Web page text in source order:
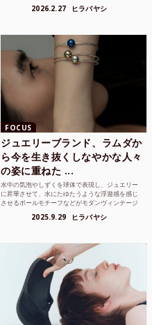
2026.2.27 ヒラバヤシ
FOCUS
ジュエリーブランド、ラムダか
ら今を生き抜くしなやかな人々
の姿に重ねた ...
水中の気泡やしずくを球体で表現し、ジュエリー
に昇華させて、水にたゆたうような浮遊感を感じ
させるボールモチーフなどがモダンヴィンテージ
2025.9.29 ヒラバヤシ